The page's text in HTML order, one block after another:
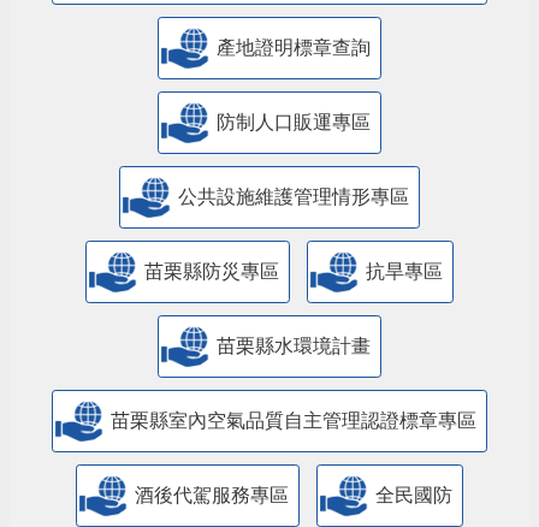
產地證明標章查詢
防制人口販運專區
​公共設施維護管理情形專區
苗栗縣防災專區 抗旱專區
苗栗縣水環境計畫
苗栗縣室內空氣品質自主管理認證標章專區
酒後代駕服務專區 全民國防